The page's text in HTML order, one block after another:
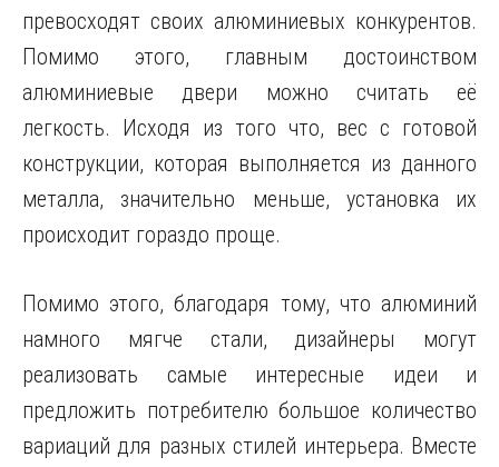
превосходят своих алюминиевых конкурентов.
Помимо этого, главным достоинством
алюминиевые двери можно считать её
легкость. Исходя из того что, вес с готовой
конструкции, которая выполняется из данного
металла, значительно меньше, установка их
происходит гораздо проще.
Помимо этого, благодаря тому, что алюминий
намного мягче стали, дизайнеры могут
реализовать самые интересные идеи и
предложить потребителю большое количество
вариаций для разных стилей интерьера. Вместе